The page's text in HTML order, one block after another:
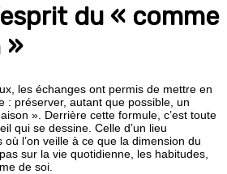
du « comme
»
les échanges ont permis de mettre en
: préserver, autant que possible, un
». Derrière cette formule, c’est toute
qui se dessine. Celle d’un lieu
l’on veille à ce que la dimension du
sur la vie quotidienne, les habitudes,
de soi.